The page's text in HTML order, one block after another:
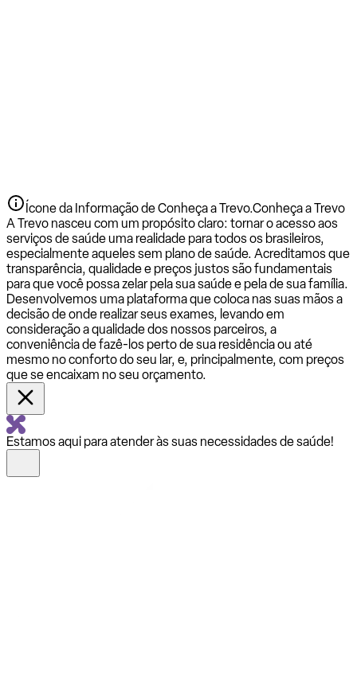
Ícone da Informação de Conheça a Trevo.Conheça a Trevo
A Trevo nasceu com um propósito claro: tornar o acesso aos
serviços de saúde uma realidade para todos os brasileiros,
especialmente aqueles sem plano de saúde. Acreditamos que
transparência, qualidade e preços justos são fundamentais
para que você possa zelar pela sua saúde e pela de sua família.
Desenvolvemos uma plataforma que coloca nas suas mãos a
decisão de onde realizar seus exames, levando em
consideração a qualidade dos nossos parceiros, a
conveniência de fazê-los perto de sua residência ou até
mesmo no conforto do seu lar, e, principalmente, com preços
que se encaixam no seu orçamento.
Estamos aqui para atender às suas necessidades de saúde!